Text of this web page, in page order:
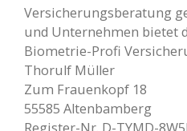
Versicherungsberatung
und Unternehmen bietet
Biometrie-Profi
Thorulf Müller
Zum Frauenkopf 18
55585 Altenbamberg